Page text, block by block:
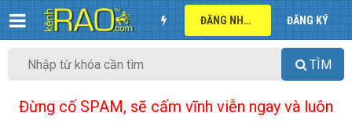
ĐĂNG NHẬP ĐĂNG KÝ
TÌM
Đừng cố SPAM, sẽ cấm vĩnh viễn ngay và luôn